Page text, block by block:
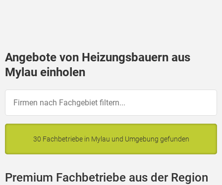
Angebote von Heizungsbauern aus
Mylau einholen
30 Fachbetriebe in Mylau und Umgebung gefunden
Premium Fachbetriebe aus der Region